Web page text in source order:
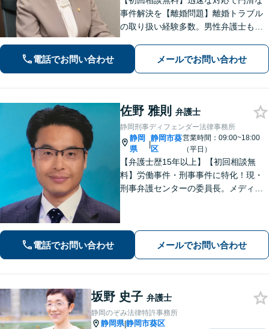
事件解決を【離婚問題】離婚トラブル
の取り扱い経験多数。男性弁護士も在
イス【相続問題】全国出張も対応。関
連士業とも連携し、満足度の高い相続
電話でお問い合わせ メールでお問い合わせ
佐野 雅則 弁護士
静岡刑事ディフェンダー法律事務所
静岡
県
|
静岡市葵
区
営業時間：09:00~18:00
（平日）
【弁護士歴15年以上】【初回相談無
料】労働事件・刑事事件に特化！現・
刑事弁護センターの委員長。メディア
す。地域密着型の法律事務所
電話でお問い合わせ メールでお問い合わせ
坂野 史子 弁護士
静岡のぞみ法律特許事務所
静岡県|静岡市葵区